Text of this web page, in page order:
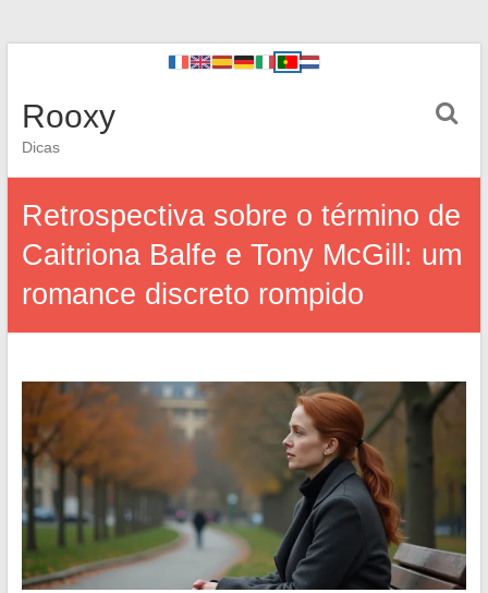
Rooxy
Dicas
Retrospectiva sobre o término de
Caitriona Balfe e Tony McGill: um
romance discreto rompido